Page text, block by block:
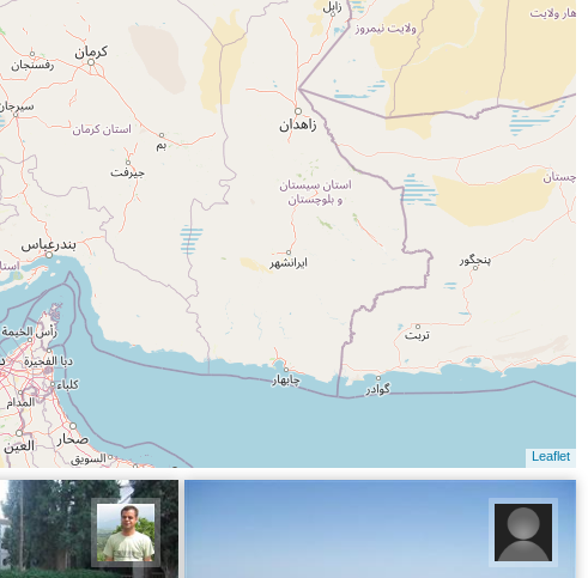
Leaflet
مجید حیدری